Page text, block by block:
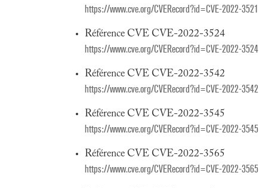
https://www.cve.org/CVERecord?id=CVE-2022-3521
Référence CVE CVE-2022-3524
https://www.cve.org/CVERecord?id=CVE-2022-3524
Référence CVE CVE-2022-3542
https://www.cve.org/CVERecord?id=CVE-2022-3542
Référence CVE CVE-2022-3545
https://www.cve.org/CVERecord?id=CVE-2022-3545
Référence CVE CVE-2022-3565
https://www.cve.org/CVERecord?id=CVE-2022-3565